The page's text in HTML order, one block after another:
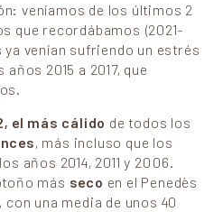
veníamos de los últimos 2
que recordábamos (2021-
ya venían sufriendo un estrés
2015 a 2017, que
el más cálido de todos los
, más incluso que los
años 2014, 2011 y 2006.
más seco en el Penedès
una media de unos 40